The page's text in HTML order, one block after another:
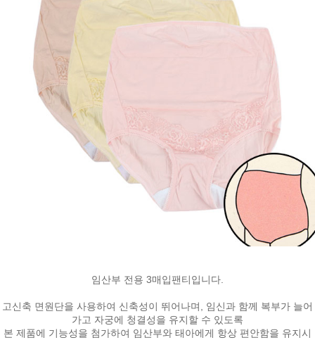
임산부 전용 3매입팬티입니다.
고신축 면원단을 사용하여 신축성이 뛰어나며, 임신과 함께 복부가 늘어
가고 자궁에 청결성을 유지할 수 있도록
본 제품에 기능성을 첨가하여 임산부와 태아에게 항상 편안함을 유지시